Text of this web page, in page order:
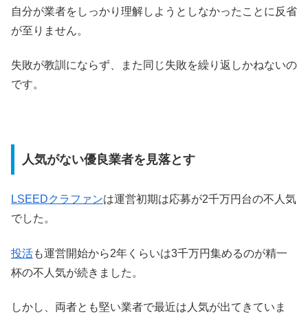
自分が業者をしっかり理解しようとしなかったことに反省
が至りません。
失敗が教訓にならず、また同じ失敗を繰り返しかねないの
です。
人気がない優良業者を見落とす
LSEEDクラファンは運営初期は応募が2千万円台の不人気
でした。
投活も運営開始から2年くらいは3千万円集めるのが精一
杯の不人気が続きました。
しかし、両者とも堅い業者で最近は人気が出てきていま